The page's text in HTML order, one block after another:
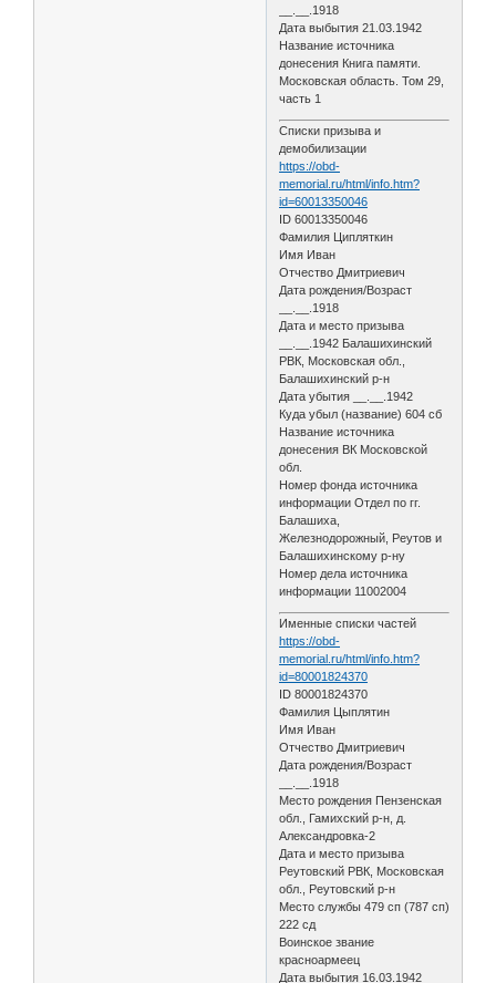
__.__.1918
Дата выбытия 21.03.1942
Название источника
донесения Книга памяти.
Московская область. Том 29,
часть 1
Списки призыва и
демобилизации
https://obd-
memorial.ru/html/info.htm?
id=60013350046
ID 60013350046
Фамилия Ципляткин
Имя Иван
Отчество Дмитриевич
Дата рождения/Возраст
__.__.1918
Дата и место призыва
__.__.1942 Балашихинский
РВК, Московская обл.,
Балашихинский р-н
Дата убытия __.__.1942
Куда убыл (название) 604 сб
Название источника
донесения ВК Московской
обл.
Номер фонда источника
информации Отдел по гг.
Балашиха,
Железнодорожный, Реутов и
Балашихинскому р-ну
Номер дела источника
информации 11002004
Именные списки частей
https://obd-
memorial.ru/html/info.htm?
id=80001824370
ID 80001824370
Фамилия Цыплятин
Имя Иван
Отчество Дмитриевич
Дата рождения/Возраст
__.__.1918
Место рождения Пензенская
обл., Гамихский р-н, д.
Александровка-2
Дата и место призыва
Реутовский РВК, Московская
обл., Реутовский р-н
Место службы 479 сп (787 сп)
222 сд
Воинское звание
красноармеец
Дата выбытия 16.03.1942